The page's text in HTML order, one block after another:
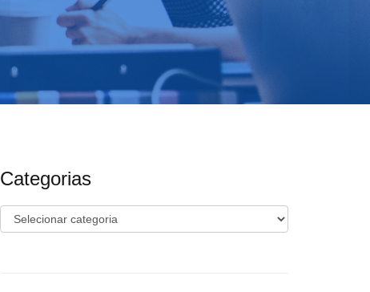
Categorias
Categorias